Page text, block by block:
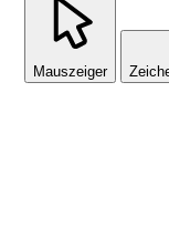
Mauszeiger